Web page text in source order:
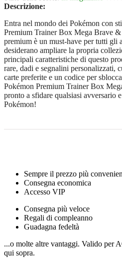
Descrizione:
Entra nel mondo dei Pokémon con
Premium Trainer Box Mega Brave
premium è un must-have per tutti gli
desiderano ampliare la propria
principali caratteristiche di questo
rare, dadi e segnalini personalizzati,
carte preferite e un codice per
Pokémon Premium Trainer Box
pronto a sfidare qualsiasi avversario
Pokémon!
Sempre il prezzo più
Consegna economica
Accesso VIP
Consegna più veloce
Regali di compleanno
Guadagna fedeltà
...o molte altre vantaggi. Valido
qui sopra.